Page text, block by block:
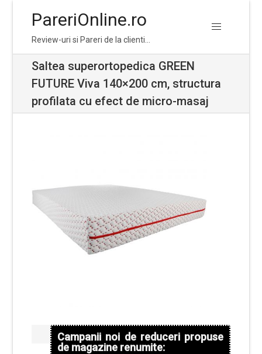
navigation
content
PareriOnline.ro
Review-uri si Pareri de la clienti…
Saltea superortopedica GREEN
FUTURE Viva 140×200 cm, structura
profilata cu efect de micro-masaj
Campanii noi de reduceri propuse
de magazine renumite: